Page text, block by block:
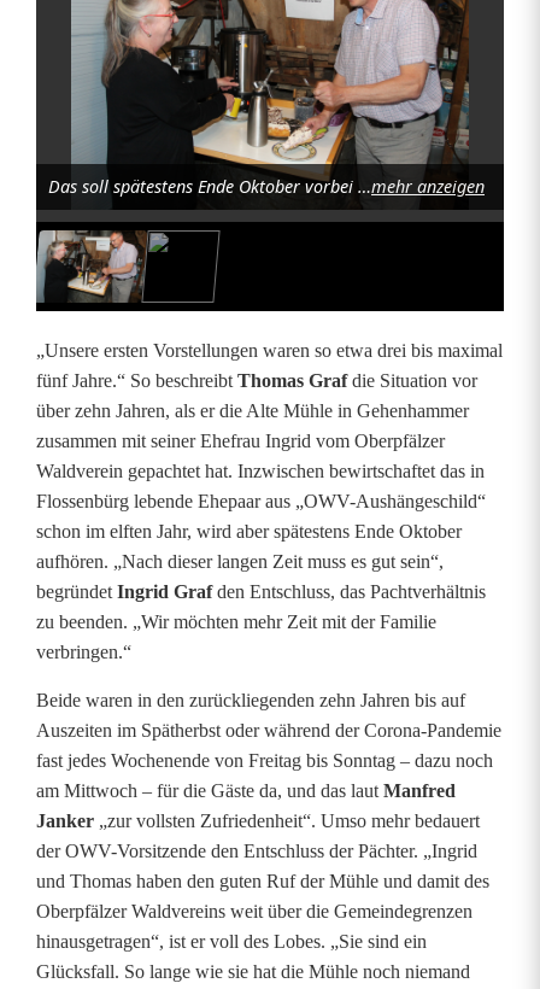
ü
h
l
i
n
G
e
h
e
n
h
a
m
m
e
r
Das soll spätestens Ende Oktober vorbei sein: Kaffee kochen und Gebäck servieren. Foto: Josef Pilfusekmehr anzeigen
„Unsere ersten Vorstellungen waren so etwa drei bis maximal
fünf Jahre.“ So beschreibt Thomas Grafdie Situation vor
über zehn Jahren, als er die Alte Mühle in Gehenhammer
zusammen mit seiner Ehefrau Ingrid vom Oberpfälzer
Waldverein gepachtet hat. Inzwischen bewirtschaftet das in
Flossenbürg lebende Ehepaar aus „OWV-Aushängeschild“
schon im elften Jahr, wird aber spätestens Ende Oktober
aufhören. „Nach dieser langen Zeit muss es gut sein“,
begründet Ingrid Grafden Entschluss, das Pachtverhältnis
zu beenden. „Wir möchten mehr Zeit mit der Familie
verbringen.“
Beide waren in den zurückliegenden zehn Jahren bis auf
Auszeiten im Spätherbst oder während der Corona-Pandemie
fast jedes Wochenende von Freitag bis Sonntag – dazu noch
am Mittwoch – für die Gäste da, und das laut Manfred
Janker „zur vollsten Zufriedenheit“. Umso mehr bedauert
der OWV-Vorsitzende den Entschluss der Pächter. „Ingrid
und Thomas haben den guten Ruf der Mühle und damit des
Oberpfälzer Waldvereins weit über die Gemeindegrenzen
hinausgetragen“, ist er voll des Lobes. „Sie sind ein
Glücksfall. So lange wie sie hat die Mühle noch niemand